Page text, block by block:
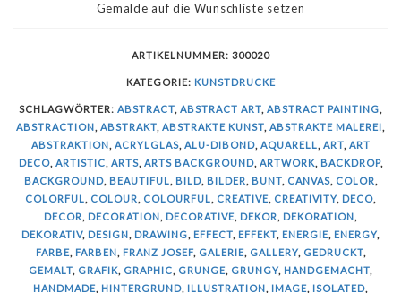
Gemälde auf die Wunschliste setzen
ARTIKELNUMMER: 300020
KATEGORIE: KUNSTDRUCKE
SCHLAGWÖRTER: ABSTRACT, ABSTRACT ART, ABSTRACT PAINTING,
ABSTRACTION, ABSTRAKT, ABSTRAKTE KUNST, ABSTRAKTE MALEREI,
ABSTRAKTION, ACRYLGLAS, ALU-DIBOND, AQUARELL, ART, ART
DECO, ARTISTIC, ARTS, ARTS BACKGROUND, ARTWORK, BACKDROP,
BACKGROUND, BEAUTIFUL, BILD, BILDER, BUNT, CANVAS, COLOR,
COLORFUL, COLOUR, COLOURFUL, CREATIVE, CREATIVITY, DECO,
DECOR, DECORATION, DECORATIVE, DEKOR, DEKORATION,
DEKORATIV, DESIGN, DRAWING, EFFECT, EFFEKT, ENERGIE, ENERGY,
FARBE, FARBEN, FRANZ JOSEF, GALERIE, GALLERY, GEDRUCKT,
GEMALT, GRAFIK, GRAPHIC, GRUNGE, GRUNGY, HANDGEMACHT,
HANDMADE, HINTERGRUND, ILLUSTRATION, IMAGE, ISOLATED,